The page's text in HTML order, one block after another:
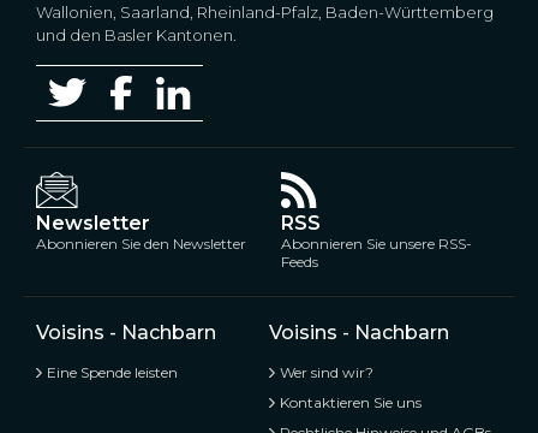
Wallonien, Saarland, Rheinland-Pfalz, Baden-Württemberg
und den Basler Kantonen.
Newsletter
Abonnieren Sie den Newsletter
RSS
Abonnieren Sie unsere RSS-
Feeds
Voisins - Nachbarn
Eine Spende leisten
Voisins - Nachbarn
Wer sind wir?
Kontaktieren Sie uns